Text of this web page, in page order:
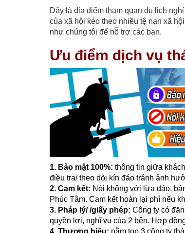
Đây là địa điểm tham quan du lịch
của xã hội kéo theo nhiều tệ nạn xã
như chúng tôi để hỗ trợ các bạn.
Ưu điểm dịch vụ
1. Bảo mật 100%: thông tin giữa
điều tra/ theo dõi kín đáo tránh ảnh
2. Cam kết: Nói không với lừa đảo,
Phúc Tâm. Cam kết hoàn lại phí nếu
3. Pháp lý/ /giấy phép: Công ty có
quyền lợi, nghĩ vụ của 2 bên. Hợp